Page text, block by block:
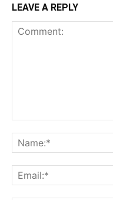
LEAVE A REPLY